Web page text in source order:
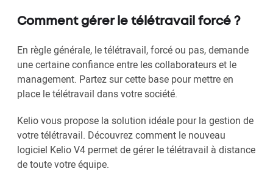
Comment gérer le télétravail forcé ?
En règle générale, le télétravail, forcé ou pas, demande
une certaine confiance entre les collaborateurs et le
management. Partez sur cette base pour mettre en
place le télétravail dans votre société.
Kelio vous propose la solution idéale pour la gestion de
votre télétravail. Découvrez comment le nouveau
logiciel Kelio V4 permet de gérer le télétravail à distance
de toute votre équipe.